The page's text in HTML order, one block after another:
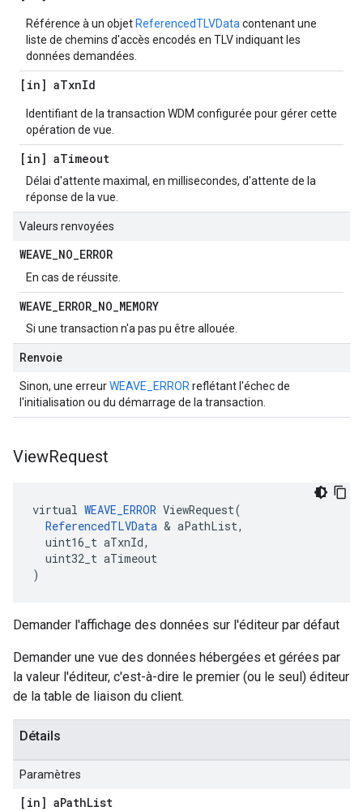
Référence à un objet ReferencedTLVData contenant une
liste de chemins d'accès encodés en TLV indiquant les
données demandées.
[in] aTxnId
Identifiant de la transaction WDM configurée pour gérer cette
opération de vue.
[in] aTimeout
Délai d'attente maximal, en millisecondes, d'attente de la
réponse de la vue.
Valeurs renvoyées
WEAVE_NO_ERROR
En cas de réussite.
WEAVE_ERROR_NO_MEMORY
Si une transaction n'a pas pu être allouée.
Renvoie
Sinon, une erreurWEAVE_ERROR reflétant l'échec de
l'initialisation ou du démarrage de la transaction.
ViewRequest
virtual WEAVE_ERROR ViewRequest(
ReferencedTLVData & aPathList,
  uint16_t aTxnId,
  uint32_t aTimeout
)
Demander l'affichage des données sur l'éditeur par défaut
Demander une vue des données hébergées et gérées par
la valeur l'éditeur, c'est-à-dire le premier (ou le seul) éditeur
de la table de liaison du client.
Détails
Paramètres
[in] aPathList